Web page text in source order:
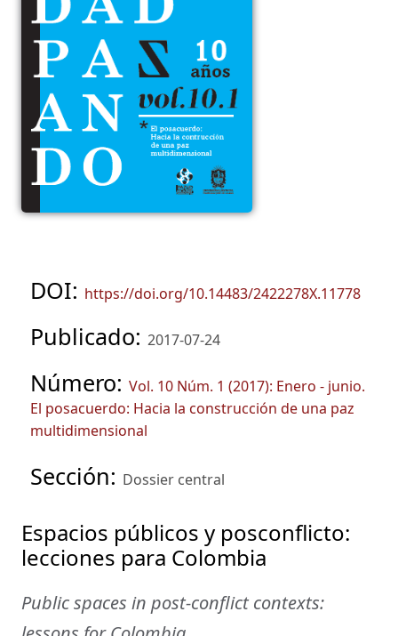
DOI: https://doi.org/10.14483/2422278X.11778
Publicado: 2017-07-24
Número: Vol. 10 Núm. 1 (2017): Enero - junio.
El posacuerdo: Hacia la construcción de una paz
multidimensional
Sección: Dossier central
Espacios públicos y posconflicto:
lecciones para Colombia
Public spaces in post-conflict contexts: